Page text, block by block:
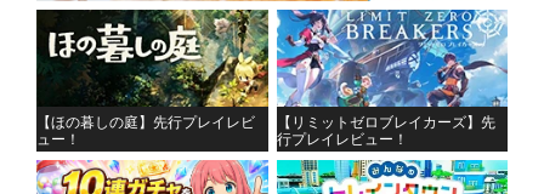
【ほの暮しの庭】先行プレイレビ
ュー！
【リミットゼロブレイカーズ】先
行プレイレビュー！